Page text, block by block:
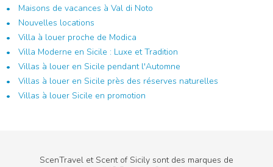
Maisons de vacances à Val di Noto
Nouvelles locations
Villa à louer proche de Modica
Villa Moderne en Sicile : Luxe et Tradition
Villas à louer en Sicile pendant l'Automne
Villas à louer en Sicile près des réserves naturelles
Villas à louer Sicile en promotion
ScenTravel et Scent of Sicily sont des marques de